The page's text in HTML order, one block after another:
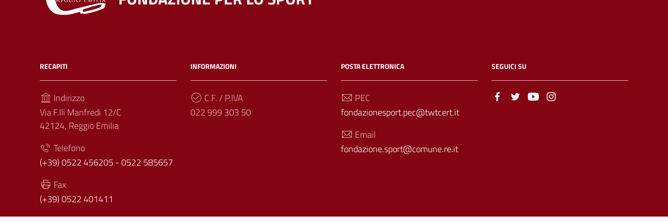
RECAPITI
Indirizzo
Via F.lli Manfredi 12/C
42124, Reggio Emilia
Telefono
(+39) 0522 456205 - 0522 585657
Fax
(+39) 0522 401411
INFORMAZIONI
C.F. / P.IVA
022 999 303 50
POSTA ELETTRONICA
PEC
fondazionesport.pec@twtcert.it
Email
fondazione.sport@comune.re.it
SEGUICI SU